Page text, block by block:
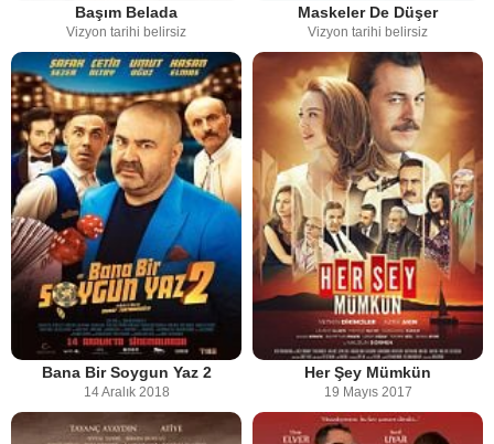
Başım Belada
Vizyon tarihi belirsiz
Maskeler De Düşer
Vizyon tarihi belirsiz
Bana Bir Soygun Yaz 2
14 Aralık 2018
Her Şey Mümkün
19 Mayıs 2017